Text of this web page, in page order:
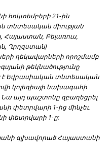
հոկտեմբերի 21-ին
տնտեսական միության
Հայաստան, Բելառուս,
Ղրղզստան)
ղեկավարների որոշմամբ
թեկնածությունը
է Եվրասիական տնտեսական
կոլեգիայի նախագահի
այդ պաշտոնը զբաղեցրել
փետրվարի 1-ից մինչեւ
փետրվարի 1-ը:
գլխավորած Հայաստանի